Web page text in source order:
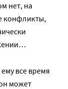
нет, на
конфликты,
все время
может